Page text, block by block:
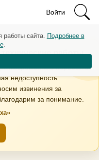
Войти
работы
перебои в
недоступность
извинения за
за понимание.
работы сайта. Подробнее в
.